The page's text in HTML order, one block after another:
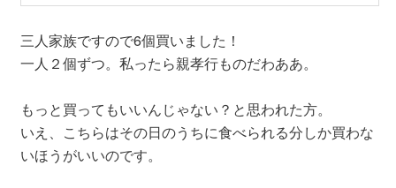
三人家族ですので6個買いました！
一人２個ずつ。私ったら親孝行ものだわああ。
もっと買ってもいいんじゃない？と思われた方。
いえ、こちらはその日のうちに食べられる分しか買わな
いほうがいいのです。